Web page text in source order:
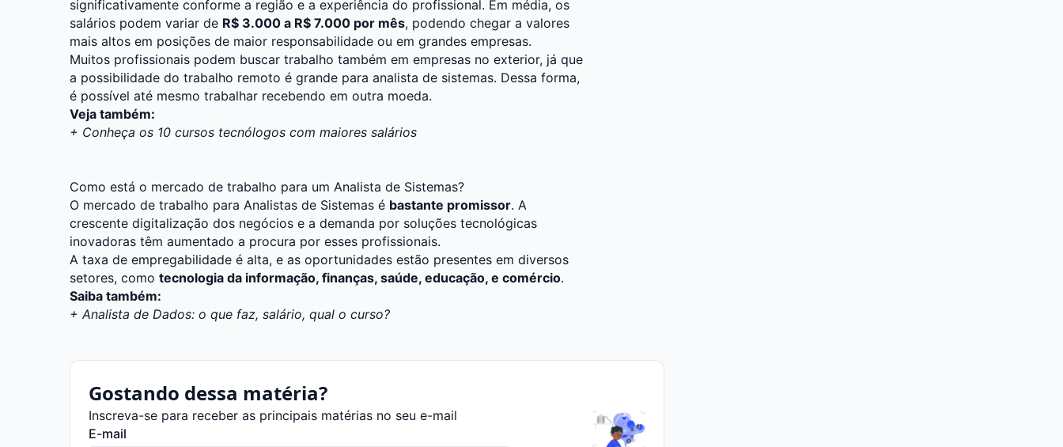
significativamente conforme a região e a experiência do profissional. Em média, os
salários podem variar de R$ 3.000 a R$ 7.000 por mês, podendo chegar a valores
mais altos em posições de maior responsabilidade ou em grandes empresas.
Muitos profissionais podem buscar trabalho também em empresas no exterior, já que
a possibilidade do trabalho remoto é grande para analista de sistemas. Dessa forma,
é possível até mesmo trabalhar recebendo em outra moeda.
Veja também:
+ Conheça os 10 cursos tecnólogos com maiores salários
Como está o mercado de trabalho para um Analista de Sistemas?
O mercado de trabalho para Analistas de Sistemas é bastante promissor. A
crescente digitalização dos negócios e a demanda por soluções tecnológicas
inovadoras têm aumentado a procura por esses profissionais.
A taxa de empregabilidade é alta, e as oportunidades estão presentes em diversos
setores, como tecnologia da informação, finanças, saúde, educação, e comércio.
Saiba também:
+ Analista de Dados: o que faz, salário, qual o curso?
Gostando dessa matéria?
Inscreva-se para receber as principais matérias no seu e-mail
E-mail